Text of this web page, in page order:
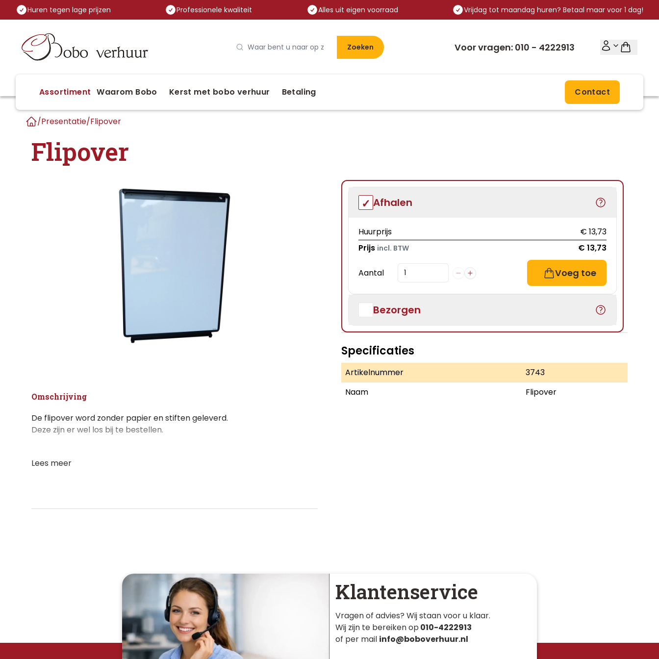
Huren tegen lage prijzen Professionele kwaliteit Alles uit eigen voorraad Vrijdag tot maandag huren? Betaal maar voor 1 dag!
Zoeken Voor vragen: 010 - 4222913
Assortiment Waarom Bobo Kerst met bobo verhuur Betaling Contact
/Presentatie/Flipover
Flipover
Omschrijving
De flipover word zonder papier en stiften geleverd.
Deze zijn er wel los bij te bestellen.
Lees meer
Afhalen
Huurprijs
€ 13,73
Prijs incl. BTW € 13,73
Aantal Voeg toe
Bezorgen
Specificaties
Artikelnummer
3743
Naam
Flipover
Klantenservice
Vragen of advies? Wij staan voor u klaar.
Wij zijn te bereiken op 010-4222913
of per mail info@boboverhuur.nl